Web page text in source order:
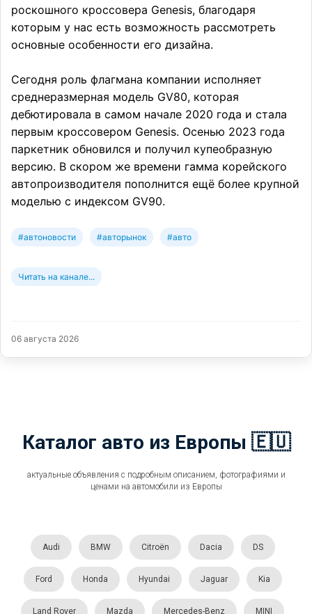
роскошного кроссовера Genesis, благодаря
которым у нас есть возможность рассмотреть
основные особенности его дизайна.
Сегодня роль флагмана компании исполняет
среднеразмерная модель GV80, которая
дебютировала в самом начале 2020 года и стала
первым кроссовером Genesis. Осенью 2023 года
паркетник обновился и получил купеобразную
версию. В скором же времени гамма корейского
автопроизводителя пополнится ещё более крупной
моделью с индексом GV90.
#автоновости #авторынок #авто
Читать на канале...
06 августа 2026
Каталог авто из Европы 🇪🇺
актуальные объявления с подробным описанием, фотографиями и
ценами на автомобили из Европы
Audi BMW Citroën Dacia DS
Ford Honda Hyundai Jaguar Kia
Land Rover Mazda Mercedes-Benz MINI